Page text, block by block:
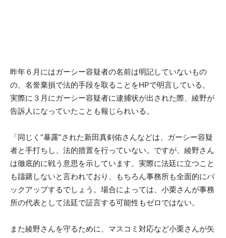
昨年６月にはガーシー容疑者の名前は明記していないもの
の、名誉棄損で法的手段を取ることをHPで明言している。
実際に３月にガーシー容疑者に逮捕状が出された際、綾野が
告訴人になっていたことも報じられいる。
「同じく“暴露”された新田真剣佑さんなどは、ガーシー容疑
者と手打ちし、法的措置を行っていない。ですが、綾野さん
は徹底的に戦う意思を示しています。実際に法廷に立つこと
も躊躇しないと言われており、もちろん事務所も全面的にバ
ックアップするでしょう。場合によっては、小栗さんが事務
所の代表として法廷で証言する可能性もゼロではない。
また綾野さんを守るために、マスコミ対応など小栗さんが矢